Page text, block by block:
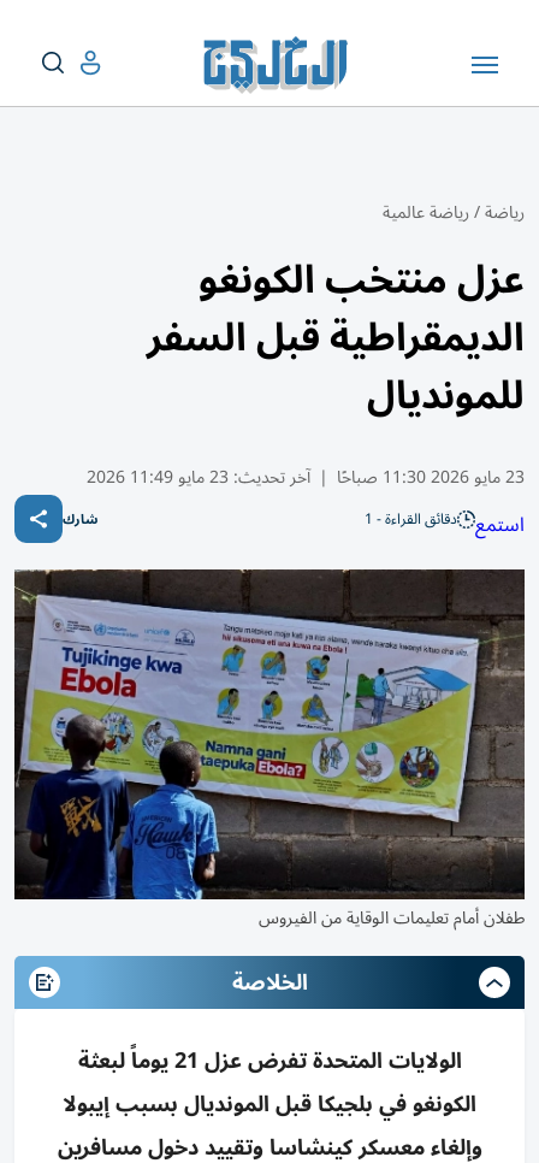
رياضة/رياضة عالمية
عزل منتخب الكونغو
الديمقراطية قبل السفر
للمونديال
23 مايو 2026 11:30 صباحًا | آخر تحديث: 23 مايو 11:49 2026
استمع دقائق القراءة - 1 شارك
طفلان أمام تعليمات الوقاية من الفيروس
الخلاصة
الولايات المتحدة تفرض عزل 21 يوماً لبعثة
الكونغو في بلجيكا قبل المونديال بسبب إيبولا
وإلغاء معسكر كينشاسا وتقييد دخول مسافرين